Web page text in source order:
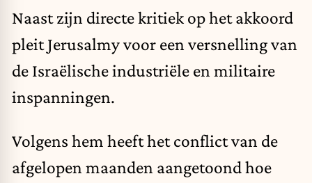
Naast zijn directe kritiek op het akkoord
pleit Jerusalmy voor een versnelling van
de Israëlische industriële en militaire
inspanningen.
Volgens hem heeft het conflict van de
afgelopen maanden aangetoond hoe